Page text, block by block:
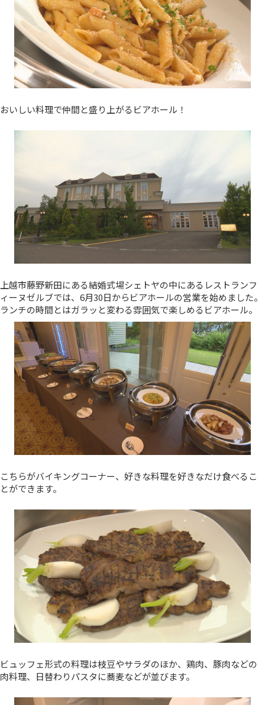
おいしい料理で仲間と盛り上がるビアホール！
上越市藤野新田にある結婚式場シェトヤの中にあるレストランフ
ィーヌゼルブでは、6月30日からビアホールの営業を始めました。
ランチの時間とはガラッと変わる雰囲気で楽しめるビアホール。
こちらがバイキングコーナー、好きな料理を好きなだけ食べるこ
とができます。
ビュッフェ形式の料理は枝豆やサラダのほか、鶏肉、豚肉などの
肉料理、日替わりパスタに蕎麦などが並びます。